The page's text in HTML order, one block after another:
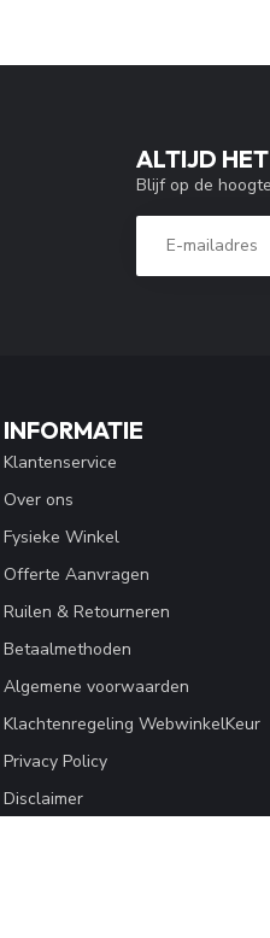
ALTIJD
Blijf op de
INFORMATIE
Klantenservice
Over ons
Fysieke Winkel
Offerte Aanvragen
Ruilen & Retourneren
Betaalmethoden
Algemene voorwaarden
Klachtenregeling WebwinkelKeur
Privacy Policy
Disclaimer